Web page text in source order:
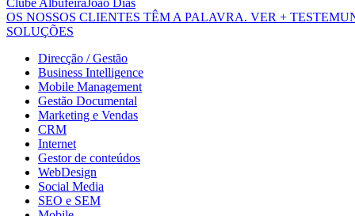
Clube AlbufeiraJoão Dias
OS NOSSOS CLIENTES TÊM A PALAVRA. VER +
SOLUÇÕES
Direcção / Gestão
Business Intelligence
Mobile Management
Gestão Documental
Marketing e Vendas
CRM
Internet
Gestor de conteúdos
WebDesign
Social Media
SEO e SEM